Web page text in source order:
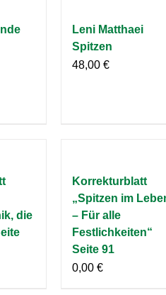
Leni Matthaei
Spitzen
48,00 €
die
Korrekturblatt
„Spitzen im
– Für alle
Festlichkeiten“
Seite 91
0,00 €